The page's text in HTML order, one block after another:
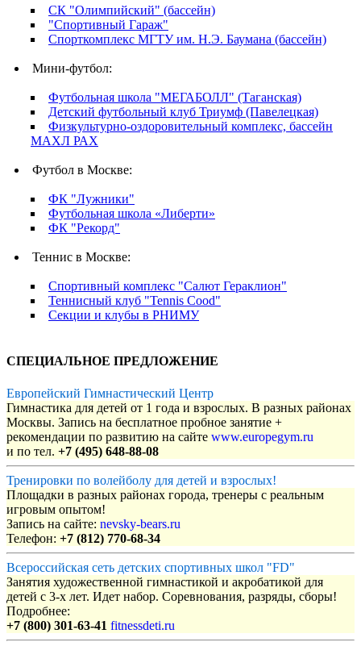
СК "Олимпийский" (бассейн)
"Спортивный Гараж"
Спорткомплекс МГТУ им. Н.Э. Баумана (бассейн)
Мини-футбол:
Футбольная школа "МЕГАБОЛЛ" (Таганская)
Детский футбольный клуб Триумф (Павелецкая)
Физкультурно-оздоровительный комплекс, бассейн
МАХЛ РАХ
Футбол в Москве:
ФК "Лужники"
Футбольная школа «Либерти»
ФК "Рекорд"
Теннис в Москве:
Спортивный комплекс "Салют Гераклион"
Теннисный клуб "Tennis Cood"
Секции и клубы в РНИМУ
СПЕЦИАЛЬНОЕ ПРЕДЛОЖЕНИЕ
Европейский Гимнастический Центр
Гимнастика для детей от 1 года и взрослых. В разных районах
Москвы. Запись на бесплатное пробное занятие +
рекомендации по развитию на сайте www.europegym.ru
и по тел. +7 (495) 648-88-08
Тренировки по волейболу для детей и взрослых!
Площадки в разных районах города, тренеры с реальным
игровым опытом!
Запись на сайте: nevsky-bears.ru
Телефон: +7 (812) 770-68-34
Всероссийская сеть детских спортивных школ "FD"
Занятия художественной гимнастикой и акробатикой для
детей с 3-х лет. Идет набор. Соревнования, разряды, сборы!
Подробнее:
+7 (800) 301-63-41 fitnessdeti.ru